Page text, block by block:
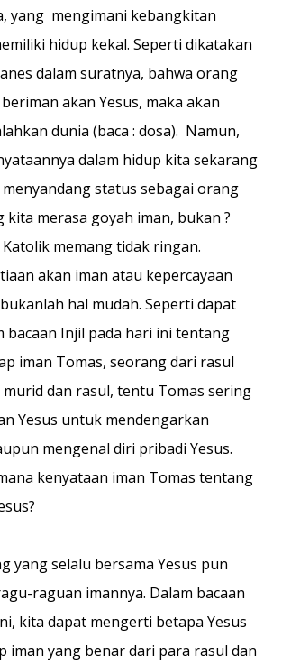
yang mengimani kebangkitan
hidup kekal. Seperti dikatakan
dalam suratnya, bahwa orang
akan Yesus, maka akan
dunia (baca : dosa). Namun,
dalam hidup kita sekarang
status sebagai orang
kita merasa goyah iman, bukan ?
memang tidak ringan.
akan iman atau kepercayaan
hal mudah. Seperti dapat
bacaan Injil pada hari ini tentang
iman Tomas, seorang dari rasul
murid dan rasul, tentu Tomas sering
Yesus untuk mendengarkan
mengenal diri pribadi Yesus.
kenyataan iman Tomas tentang
yang selalu bersama Yesus pun
raguan imannya. Dalam bacaan
kita dapat mengerti betapa Yesus
iman yang benar dari para rasul dan